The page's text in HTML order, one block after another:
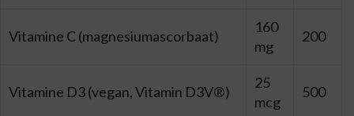
Vitamine C (magnesiumascorbaat)
160
mg
200
Vitamine D3 (vegan, Vitamin D3V®)
25
mcg
500